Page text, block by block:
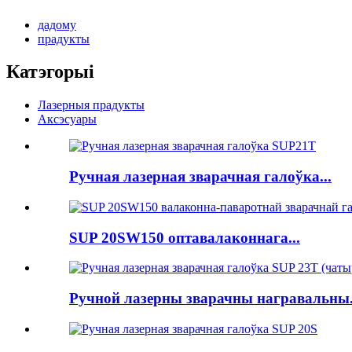
дадому
прадукты
Катэгорыі
Лазерныя прадукты
Аксэсуары
Ручная лазерная зварачная галоўка...
SUP 20SW150 оптавалаконнага...
Ручной лазерны зварачны